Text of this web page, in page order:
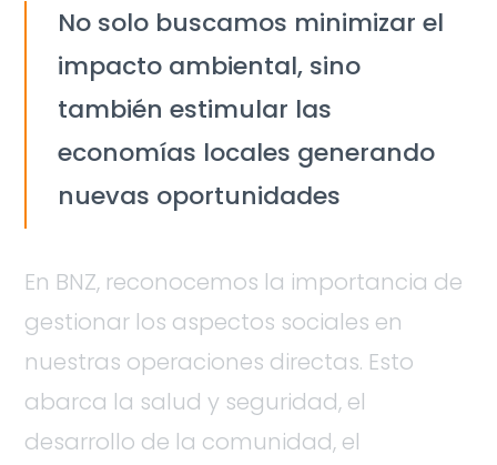
No solo buscamos minimizar el
impacto ambiental, sino
también estimular las
economías locales generando
nuevas oportunidades
En BNZ, reconocemos la importancia de
gestionar los aspectos sociales en
nuestras operaciones directas. Esto
abarca la salud y seguridad, el
desarrollo de la comunidad, el